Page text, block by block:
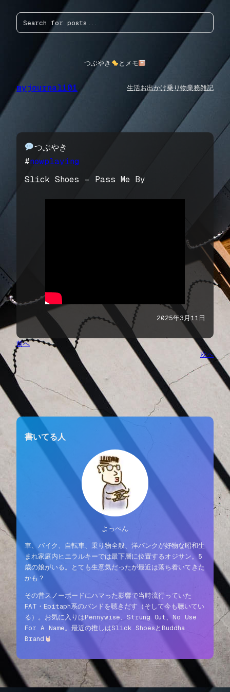
検
索
つぶやき とメモ
myjournal101 生活お出かけ乗り物業務雑記
つぶやき
#nowplaying
Slick Shoes – Pass Me By
2025年3月11日
前へ
次へ
書いてる人
よっぺん
車、バイク、自転車、乗り物全般、洋パンクが好物な昭和生
まれ家庭内ヒエラルキーでは最下層に位置するオジサン。5
歳の娘がいる。とても生意気だったが最近は落ち着いてきた
かも？
その昔スノーボードにハマった影響で当時流行っていた
FAT・Epitaph系のバンドを聴きだす（そして今も聴いてい
る）。お気に入りはPennywise、Strung Out、No Use
For A Name。最近の推しはSlick ShoesとBuddha
Brand